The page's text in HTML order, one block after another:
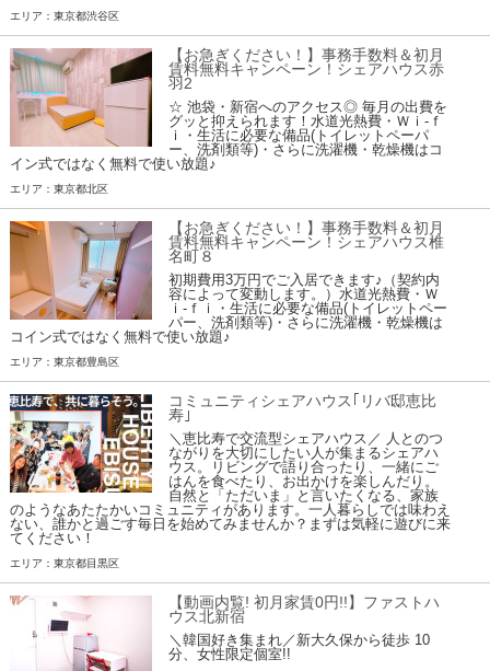
エリア：東京都渋谷区
【お急ぎください！】事務手数料＆初月
賃料無料キャンペーン！シェアハウス赤
羽2
☆ 池袋・新宿へのアクセス◎ 毎月の出費を
グッと抑えられます！水道光熱費・Ｗｉ-ｆ
ｉ・生活に必要な備品(トイレットペーパ
ー、洗剤類等)・さらに洗濯機・乾燥機はコ
イン式ではなく無料で使い放題♪
エリア：東京都北区
【お急ぎください！】事務手数料＆初月
賃料無料キャンペーン！シェアハウス椎
名町８
初期費用3万円でご入居できます♪（契約内
容によって変動します。）水道光熱費・Ｗ
ｉ-ｆｉ・生活に必要な備品(トイレットペー
パー、洗剤類等)・さらに洗濯機・乾燥機は
コイン式ではなく無料で使い放題♪
エリア：東京都豊島区
コミュニティシェアハウス｢リバ邸恵比
寿｣
＼恵比寿で交流型シェアハウス／ 人とのつ
ながりを大切にしたい人が集まるシェアハ
ウス。リビングで語り合ったり、一緒にご
はんを食べたり、お出かけを楽しんだり。
自然と「ただいま」と言いたくなる、家族
のようなあたたかいコミュニティがあります。一人暮らしでは味わえ
ない、誰かと過ごす毎日を始めてみませんか？まずは気軽に遊びに来
てください！
エリア：東京都目黒区
【動画内覧! 初月家賃0円!!】ファストハ
ウス北新宿
＼韓国好き集まれ／新大久保から徒歩 10
分、女性限定個室!!